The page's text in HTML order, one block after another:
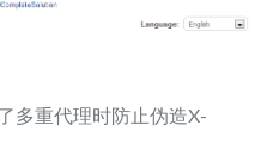
多重代理时防止伪造X-